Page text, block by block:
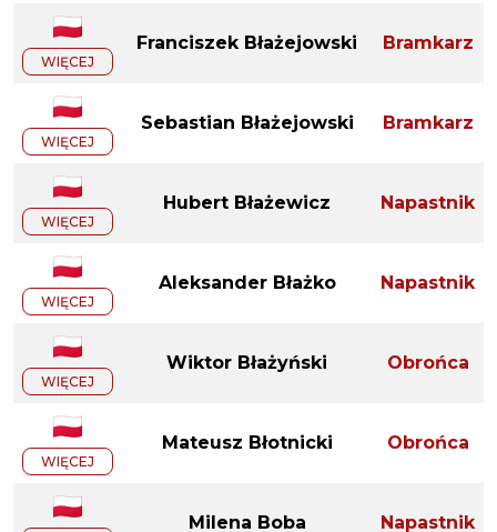
WIĘCEJ
Franciszek Błażejowski Bramkarz
WIĘCEJ
Sebastian Błażejowski Bramkarz
WIĘCEJ
Hubert Błażewicz Napastnik
WIĘCEJ
Aleksander Błażko Napastnik
WIĘCEJ
Wiktor Błażyński Obrońca
WIĘCEJ
Mateusz Błotnicki Obrońca
Milena Boba Napastnik